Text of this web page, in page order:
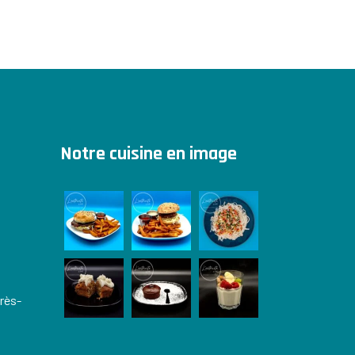
Notre cuisine en image